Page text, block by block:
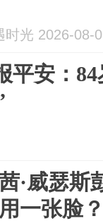
时光 2026-08-
平安：
·威瑟斯
一张脸